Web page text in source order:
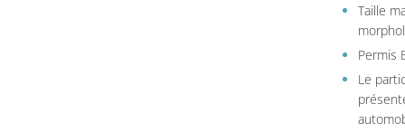
Taille
Permis
Le